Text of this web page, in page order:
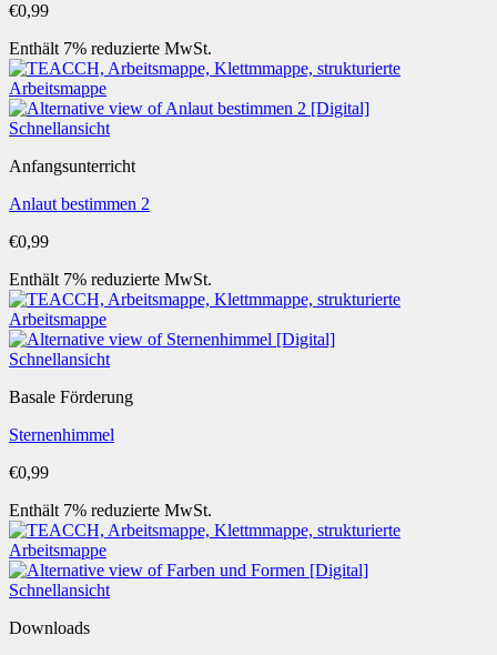
€0,99
Enthält 7% reduzierte MwSt.
Schnellansicht
Anfangsunterricht
Anlaut bestimmen 2
€0,99
Enthält 7% reduzierte MwSt.
Schnellansicht
Basale Förderung
Sternenhimmel
€0,99
Enthält 7% reduzierte MwSt.
Schnellansicht
Downloads